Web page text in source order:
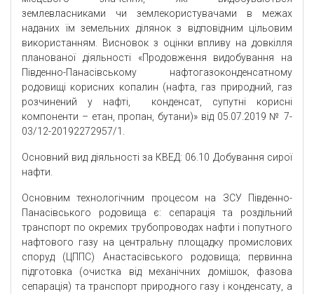
землевласниками чи землекористувачами в межах
наданих їм земельних ділянок з відповідним цільовим
використанням. Висновок з оцінки впливу на довкілля
планованої діяльності «Продовження видобування на
Південно-Панасівському нафтогазоконденсатному
родовищі корисних копалин (нафта, газ природний, газ
розчинений у нафті, конденсат, супутні корисні
компоненти – етан, пропан, бутани)» від 05.07.2019 № 7-
03/12-20192272957/1.
Основний вид діяльності за КВЕД: 06.10 Добування сирої
нафти.
Основним технологічним процесом на ЗСУ Південно-
Панасівського родовища є: сепарація та роздільний
транспорт по окремих трубопроводах нафти і попутного
нафтового газу на центральну площадку промислових
споруд (ЦППС) Анастасівського родовища; первинна
підготовка (очистка від механічних домішок, фазова
сепарація) та транспорт природного газу і конденсату, а